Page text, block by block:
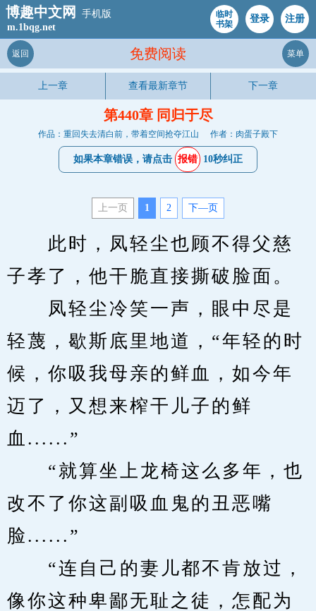
博趣中文网
手机版
m.1bqg.net
临时
书架
登录 注册
免费阅读
返回 菜单
上一章 查看最新章节 下一章
第440章 同归于尽
作品：重回失去清白前，带着空间抢夺江山 作者：肉蛋子殿下
如果本章错误，请点击 报错 10秒纠正
上一页 1 2 下—页
此时，凤轻尘也顾不得父慈
子孝了，他干脆直接撕破脸面。
凤轻尘冷笑一声，眼中尽是
轻蔑，歇斯底里地道，“年轻的时
候，你吸我母亲的鲜血，如今年
迈了，又想来榨干儿子的鲜
血......”
“就算坐上龙椅这么多年，也
改不了你这副吸血鬼的丑恶嘴
脸......”
“连自己的妻儿都不肯放过，
像你这种卑鄙无耻之徒，怎配为